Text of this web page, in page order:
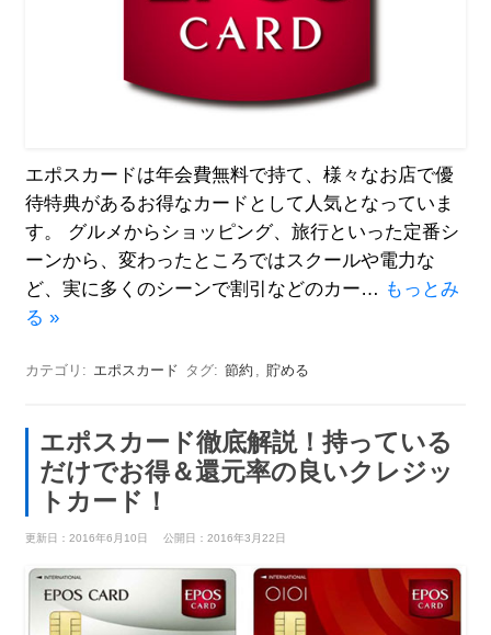
エポスカードは年会費無料で持て、様々なお店で優
待特典があるお得なカードとして人気となっていま
す。 グルメからショッピング、旅行といった定番シ
ーンから、変わったところではスクールや電力な
ど、実に多くのシーンで割引などのカー… もっとみ
る »
カテゴリ: エポスカード タグ: 節約 , 貯める
エポスカード徹底解説！持っている
だけでお得＆還元率の良いクレジッ
トカード！
更新日：2016年6月10日 公開日：2016年3月22日